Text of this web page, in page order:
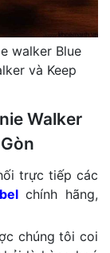
walker Blue
và Keep
Walker
trực tiếp các
chính hãng,
chúng tôi coi